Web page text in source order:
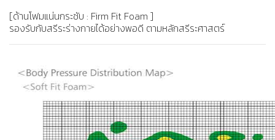
[ด้านโฟมแน่นกระชับ : Firm Fit Foam ]
รองรับกับสรีระร่างกายได้อย่างพอดี ตามหลักสรีระศาสตร์